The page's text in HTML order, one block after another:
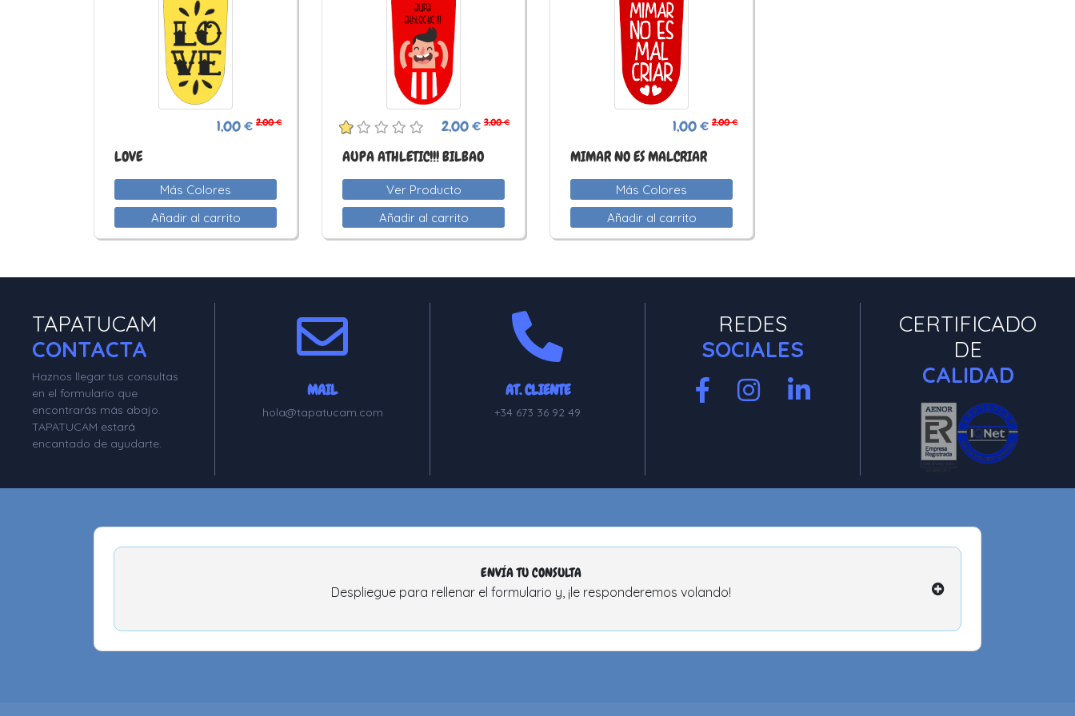
1,00 € 2,00 €
LOVE
Más Colores
Añadir al carrito
2,00 € 3,00 €
AUPA ATHLETIC!!! BILBAO
Ver Producto
Añadir al carrito
1,00 € 2,00 €
MIMAR NO ES MALCRIAR
Más Colores
Añadir al carrito
TAPATUCAM
CONTACTA
Haznos llegar tus consultas
en el formulario que
encontrarás más abajo.
TAPATUCAM estará
encantado de ayudarte.
MAIL
hola@tapatucam.com
AT. CLIENTE
+34 673 36 92 49
REDES
SOCIALES
CERTIFICADO
DE
CALIDAD
ENVÍA TU CONSULTA
Despliegue para rellenar el formulario y, ¡le responderemos volando!